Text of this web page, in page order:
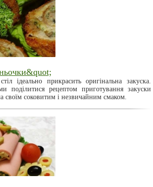
ідеально прикрасить оригінальна закуска.
поділитися рецептом приготування закуски
своїм соковитим і незвичайним смаком.